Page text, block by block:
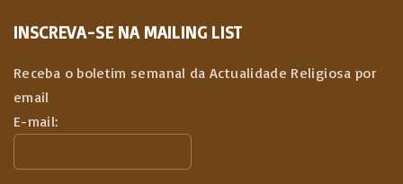
INSCREVA-SE NA MAILING LIST
Receba o boletim semanal da Actualidade Religiosa por
email
E-mail: